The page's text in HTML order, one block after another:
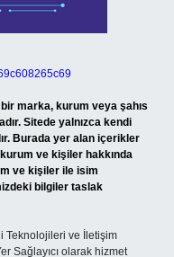
marka, kurum veya şahıs
Sitede yalnızca kendi
Burada yer alan içerikler
ve kişiler hakkında
ve kişiler ile isim
bilgiler taslak
Teknolojileri ve İletişim
Sağlayıcı olarak hizmet